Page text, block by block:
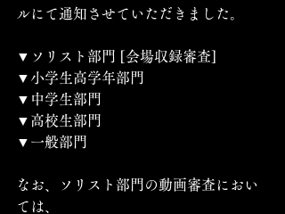
ルにて通知させていただきました。
▼ソリスト部門 [会場収録審査]
▼小学生高学年部門
▼中学生部門
▼高校生部門
▼一般部門
なお、ソリスト部門の動画審査におい
ては、